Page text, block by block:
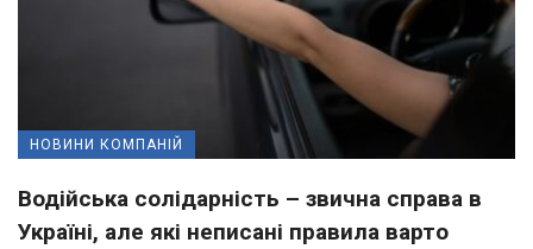
НОВИНИ КОМПАНІЙ
Водійська солідарність – звична справа в
Україні, але які неписані правила варто